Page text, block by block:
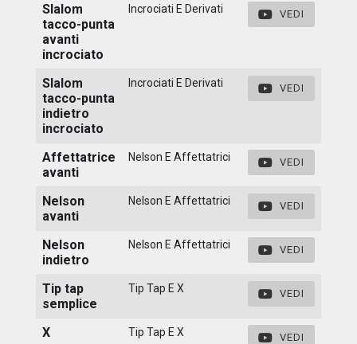
Slalom
tacco-punta
avanti
incrociato
Incrociati E Derivati VEDI
Slalom
tacco-punta
indietro
incrociato
Incrociati E Derivati VEDI
Affettatrice
avanti
Nelson E Affettatrici VEDI
Nelson
avanti
Nelson E Affettatrici VEDI
Nelson
indietro
Nelson E Affettatrici VEDI
Tip tap
semplice
Tip Tap E X VEDI
X Tip Tap E X VEDI